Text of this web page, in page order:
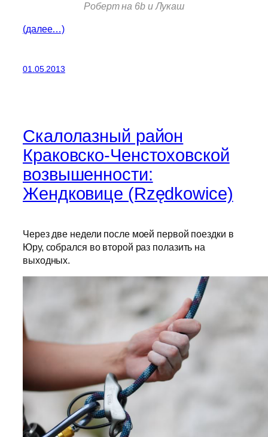
Роберт на 6b и Лукаш
(далее…)
01.05.2013
Скалолазный район
Краковско-Ченстоховской
возвышенности:
Жендковице (Rzędkowice)
Через две недели после моей первой поездки в
Юру, собрался во второй раз полазить на
выходных.